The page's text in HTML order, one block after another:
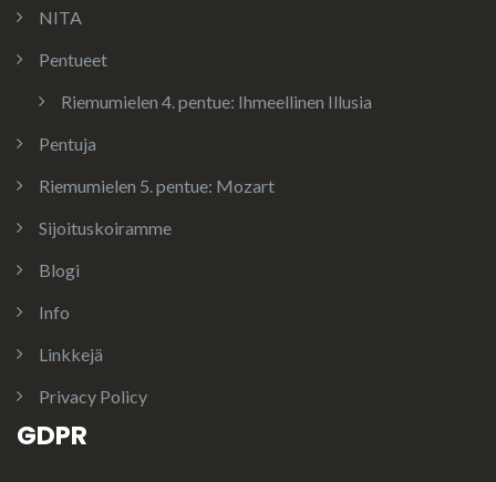
NITA
Pentueet
Riemumielen 4. pentue: Ihmeellinen Illusia
Pentuja
Riemumielen 5. pentue: Mozart
Sijoituskoiramme
Blogi
Info
Linkkejä
Privacy Policy
GDPR